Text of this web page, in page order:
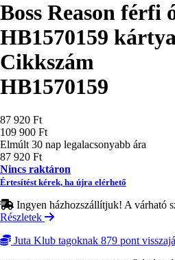
Boss Reason férfi
HB1570159
Cikkszám
HB1570159
Ár
87 920 Ft
109 900 Ft
Elmúlt 30 nap legalacsonyabb ára
87 920 Ft
Nincs raktáron
Értesítést kérek, ha újra elérhető
Ingyen házhozszállítjuk! A várható
Részletek
Juta Klub tagoknak 879 pont